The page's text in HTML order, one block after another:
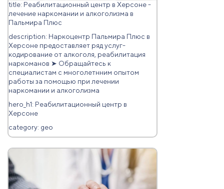
title: Реабилитационный центр в Херсоне -
лечение наркомании и алкоголизма в
Пальмира Плюс
description: Наркоцентр Пальмира Плюс в
Херсоне предоставляет ряд услуг-
кодирование от алкоголя, реабилитация
наркоманов ➤ Обращайтесь к
специалистам с многолетнним опытом
работы за помощью при лечении
наркомании и алкоголизма
hero_h1: Реабилитационный центр в
Херсоне
category: geo